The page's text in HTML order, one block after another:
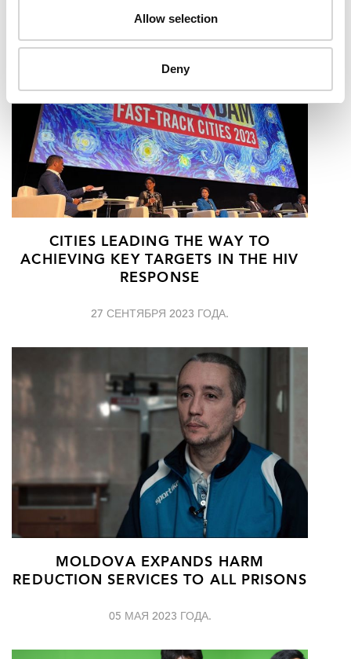
Allow selection
Deny
CITIES LEADING THE WAY TO
ACHIEVING KEY TARGETS IN THE HIV
RESPONSE
27 СЕНТЯБРЯ 2023 ГОДА.
MOLDOVA EXPANDS HARM
REDUCTION SERVICES TO ALL PRISONS
05 МАЯ 2023 ГОДА.